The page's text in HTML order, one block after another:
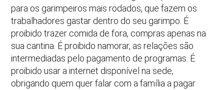
para os garimpeiros mais rodados, que fazem os
trabalhadores gastar dentro do seu garimpo. É
proibido trazer comida de fora, compras apenas na
sua cantina. É proibido namorar, as relações são
intermediadas pelo pagamento de programas. É
proibido usar a internet disponível na sede,
obrigando quem quer falar com a família a pagar